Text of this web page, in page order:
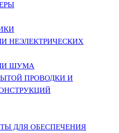
НЕЭЛЕКТРИЧЕСКИХ
ШУМА
ПРОВОДКИ И
ДЛЯ ОБЕСПЕЧЕНИЯ